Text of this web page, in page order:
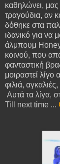
καθηλώνει,
τραγούδια, αν
δόθηκε στα
ιδανικό για να
άλμπουμ
κοινού, που
φανταστική
μοιραστεί λίγο
φιλιά,
Αυτά τα λίγα,
Till next time ...